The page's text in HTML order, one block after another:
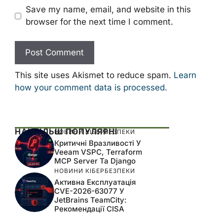
Save my name, email, and website in this
browser for the next time I comment.
This site uses Akismet to reduce spam. Learn
how your comment data is processed.
НАЙБІЛЬШ ПОПУЛЯРНІ
НОВИНИ КІБЕРБЕЗПЕКИ
Критичні Вразливості У
Veeam VSPC, Terraform
MCP Server Та Django
НОВИНИ КІБЕРБЕЗПЕКИ
Активна Експлуатація
CVE-2026-63077 У
JetBrains TeamCity:
Рекомендації CISA